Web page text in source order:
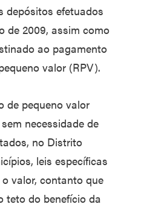
depósitos efetuados
de 2009, assim como
ao pagamento
valor (RPV).
de pequeno valor
necessidade de
no Distrito
leis específicas
valor, contanto que
teto do benefício da